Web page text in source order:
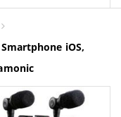
iOS,